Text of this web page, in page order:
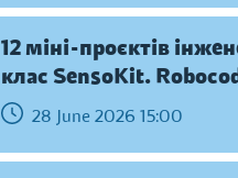
12 міні-проєктів
клас SensoKit.
28 June 2026 15:00